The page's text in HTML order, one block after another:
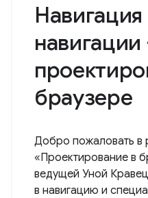
Навигация
браузере
Добро пожаловать в
«Проектирование в
ведущей Уной
в навигацию и